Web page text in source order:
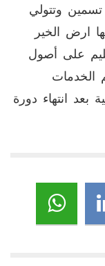
وتتولي
ارض الخير
على أصول
الخدمات
انتهاء دورة